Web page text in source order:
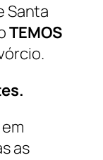
Santa
TEMOS
as